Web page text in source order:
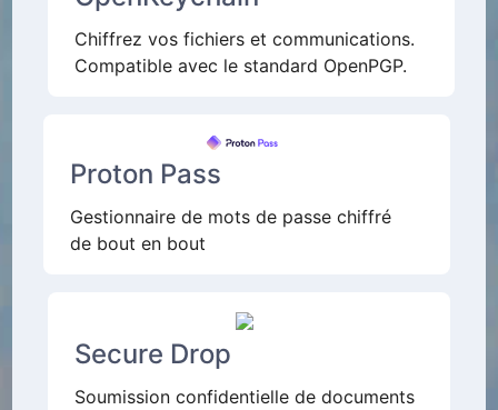
Chiffrez vos fichiers et communications.
Compatible avec le standard OpenPGP.
Proton Pass
Gestionnaire de mots de passe chiffré
de bout en bout
Secure Drop
Soumission confidentielle de documents